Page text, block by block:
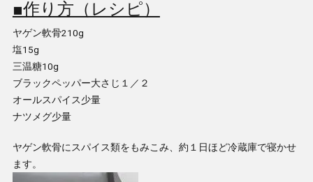
■作り方（レシピ）
ヤゲン軟骨210g
塩15g
三温糖10g
ブラックペッパー大さじ１／２
オールスパイス少量
ナツメグ少量
ヤゲン軟骨にスパイス類をもみこみ、約１日ほど冷蔵庫で寝かせ
ます。